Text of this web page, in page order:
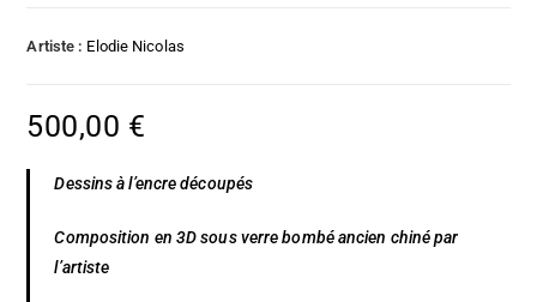
Artiste : Elodie Nicolas
500,00 €
Dessins à l’encre découpés
Composition en 3D sous verre bombé ancien chiné par
l’artiste